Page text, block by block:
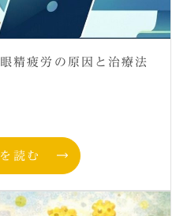
精疲労の原因と治療法
読む